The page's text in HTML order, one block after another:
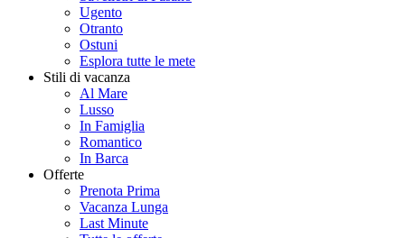
Ugento
Otranto
Ostuni
Esplora tutte le mete
Stili di vacanza
Al Mare
Lusso
In Famiglia
Romantico
In Barca
Offerte
Prenota Prima
Vacanza Lunga
Last Minute